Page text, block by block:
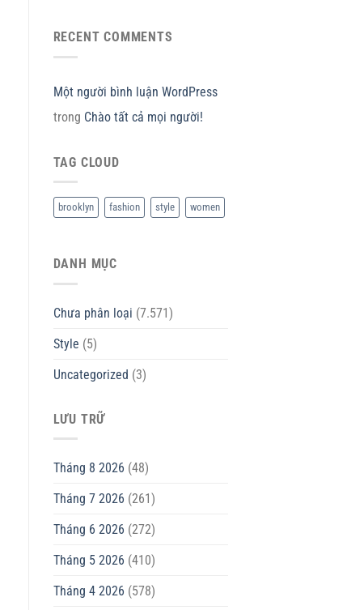
RECENT COMMENTS
Một người bình luận WordPress
trong Chào tất cả mọi người!
TAG CLOUD
brooklyn fashion style women
DANH MỤC
Chưa phân loại (7.571)
Style (5)
Uncategorized (3)
LƯU TRỮ
Tháng 8 2026 (48)
Tháng 7 2026 (261)
Tháng 6 2026 (272)
Tháng 5 2026 (410)
Tháng 4 2026 (578)